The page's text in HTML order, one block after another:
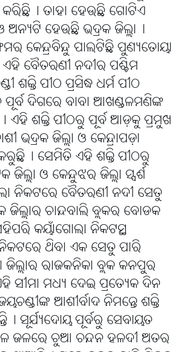
କରିଛି୤ ତାହା ହେଉଛି ଗୋଟିଏ
ଓ ଅନ୍ୟଟି ହେଉଛି ଭଦ୍ରକ ଜିଲ୍ଲା୤
କେନ୍ଦ୍ରବିନ୍ଦୁ ପାଲଟିଛି ପୁଣ୍ୟତୋୟା
ବୈତରଣୀ ନଦୀର ପଶ୍ଚିମ
ଶକ୍ତି ପୀଠ ପ୍ରସିଦ୍ଧ ଧର୍ମ ପୀଠ
ଦିଗରେ ବାବା ଆଖଣ୍ଡଳମଣିଙ୍କ
ଏହି ଶକ୍ତି ପୀଠରୁ ପୂର୍ବ ଆଡ଼କୁ ପ୍ରମୁଖ
ଭଦ୍ରକ ଜିଲ୍ଲା ଓ କେନ୍ଦ୍ରାପଡ଼ା
ସେମିତି ଏହି ଶକ୍ତି ପୀଠରୁ
ଓ କେନ୍ଦୁଝର ଜିଲ୍ଲା ସ୍ପର୍ଶ
ନିକଟରେ ବୈତରଣୀ ନଦୀ ସେତୁ
ଜିଲ୍ଲାର ଚାନ୍ଦବାଲି ବ୍ଲକର ବୋଡକ
କୟାଁଗୋଲା ନିକଟସ୍ଥ
ନିକଟରେ ଥିବା ଏକ ସେତୁ ପାରି
ଜିଲ୍ଲାର ରାଜକନିକା ବ୍ଲକ କନପୁର
ସୀମା ମଧ୍ୟ ଦେଇ ପ୍ରତ୍ୟେକ ଦିନ
ଆଶୀର୍ବାଦ ନିମନ୍ତେ ଶକ୍ତି
ସୂର୍ଯ୍ୟଦୋୟ ପୂର୍ବରୁ ସେବାୟତ
ଜଳରେ ଚୁଆ ଚନ୍ଦନ ହଳଦୀ ଅତର